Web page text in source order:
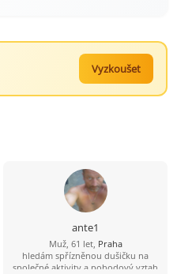
Vyzkoušet
ante1
Muž, 61 let, Praha
hledám spřízněnou dušičku na
společné aktivity a pohodový vztah